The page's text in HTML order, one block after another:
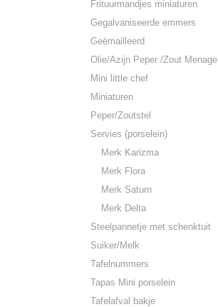
Frituurmandjes miniaturen
Gegalvaniseerde emmers
Geëmailleerd
Olie/Azijn Peper /Zout Menage
Mini little chef
Miniaturen
Peper/Zoutstel
Servies (porselein)
Merk Karizma
Merk Flora
Merk Saturn
Merk Delta
Steelpannetje met schenktuit
Suiker/Melk
Tafelnummers
Tapas Mini porselein
Tafelafval bakje